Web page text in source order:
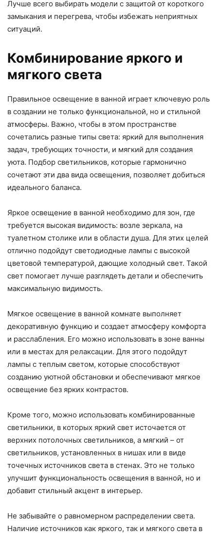
Лучше всего выбирать модели с защитой от короткого
замыкания и перегрева, чтобы избежать неприятных
ситуаций.
Комбинирование яркого и
мягкого света
Правильное освещение в ванной играет ключевую роль
в создании не только функциональной, но и стильной
атмосферы. Важно, чтобы в этом пространстве
сочетались разные типы света: яркий для выполнения
задач, требующих точности, и мягкий для создания
уюта. Подбор светильников, которые гармонично
сочетают эти два вида освещения, позволяет добиться
идеального баланса.
Яркое освещение в ванной необходимо для зон, где
требуется высокая видимость: возле зеркала, на
туалетном столике или в области душа. Для этих целей
отлично подойдут светодиодные лампы с высокой
цветовой температурой, дающие холодный свет. Такой
свет помогает лучше разглядеть детали и обеспечить
максимальную видимость.
Мягкое освещение в ванной комнате выполняет
декоративную функцию и создает атмосферу комфорта
и расслабления. Его можно использовать в зоне ванны
или в местах для релаксации. Для этого подойдут
лампы с теплым светом, которые способствуют
созданию уютной обстановки и обеспечивают мягкое
освещение без ярких контрастов.
Кроме того, можно использовать комбинированные
светильники, в которых яркий свет источается от
верхних потолочных светильников, а мягкий – от
светильников, установленных в нишах или в виде
точечных источников света в стенах. Это не только
улучшит функциональность освещения в ванной, но и
добавит стильный акцент в интерьер.
Не забывайте о равномерном распределении света.
Наличие источников как яркого, так и мягкого света в